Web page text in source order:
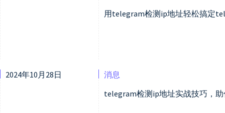
用telegram检测ip地址轻松搞定
2024年10月28日
消息
telegram检测ip地址实战技巧，